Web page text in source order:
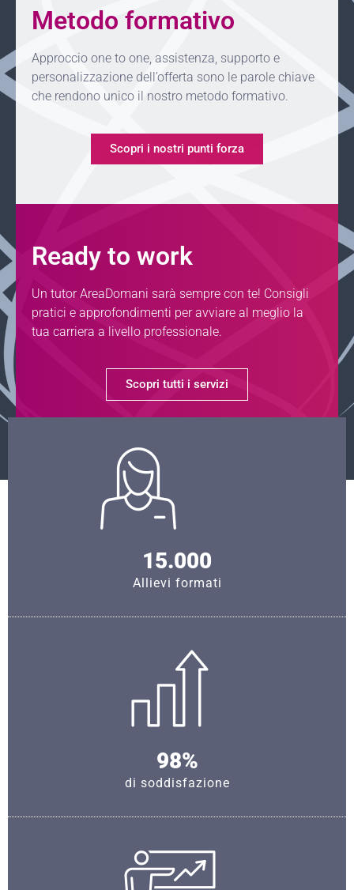
Metodo formativo
Approccio one to one, assistenza, supporto e
personalizzazione dell’offerta sono le parole chiave
che rendono unico il nostro metodo formativo.
Scopri i nostri punti forza
Ready to work
Un tutor AreaDomani sarà sempre con te! Consigli
pratici e approfondimenti per avviare al meglio la
tua carriera a livello professionale.
Scopri tutti i servizi
15.000
Allievi formati
98%
di soddisfazione